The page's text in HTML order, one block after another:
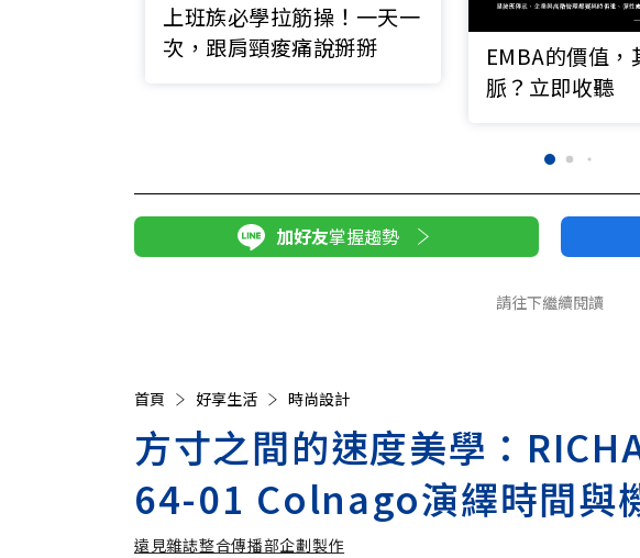
上班族必學拉筋操！一天一
次，跟肩頸痠痛說掰掰
EMBA的價值，
脈？立即收聽
加好友掌握趨勢
請往下繼續閱讀
首頁 好享生活 時尚設計
方寸之間的速度美學：
64-01 Colnago演繹時間與
遠見雜誌整合傳播部企劃製作